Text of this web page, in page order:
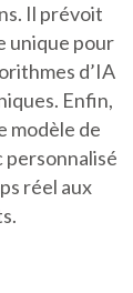
Il prévoit
unique pour
d’IA
Enfin,
modèle de
personnalisé
réel aux